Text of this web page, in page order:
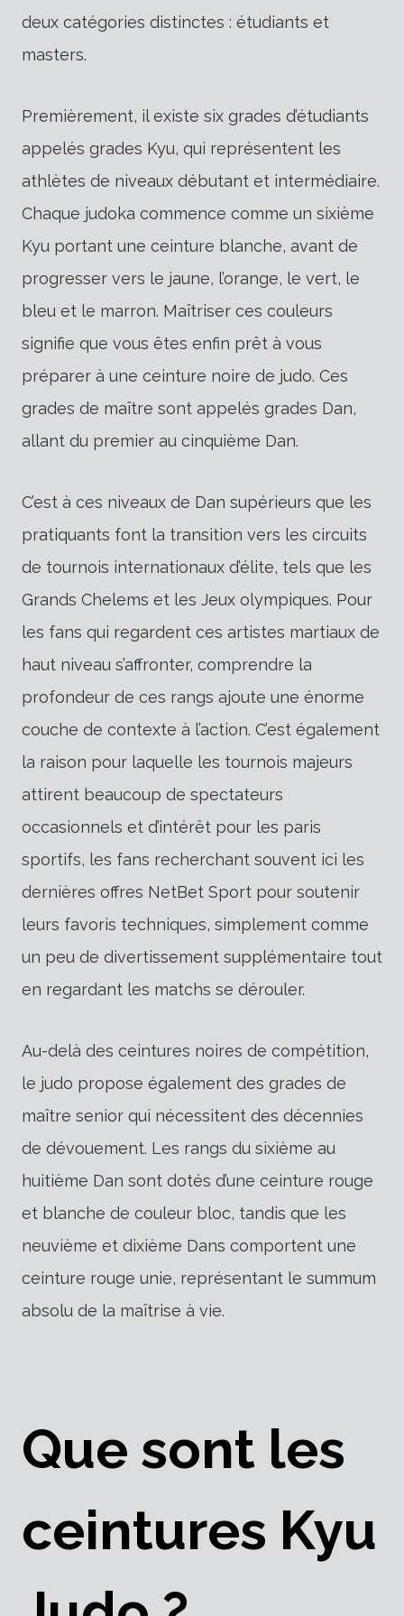
deux catégories distinctes : étudiants et
masters.
Premièrement, il existe six grades d’étudiants
appelés grades Kyu, qui représentent les
athlètes de niveaux débutant et intermédiaire.
Chaque judoka commence comme un sixième
Kyu portant une ceinture blanche, avant de
progresser vers le jaune, l’orange, le vert, le
bleu et le marron. Maîtriser ces couleurs
signifie que vous êtes enfin prêt à vous
préparer à une ceinture noire de judo. Ces
grades de maître sont appelés grades Dan,
allant du premier au cinquième Dan.
C’est à ces niveaux de Dan supérieurs que les
pratiquants font la transition vers les circuits
de tournois internationaux d’élite, tels que les
Grands Chelems et les Jeux olympiques. Pour
les fans qui regardent ces artistes martiaux de
haut niveau s’affronter, comprendre la
profondeur de ces rangs ajoute une énorme
couche de contexte à l’action. C’est également
la raison pour laquelle les tournois majeurs
attirent beaucoup de spectateurs
occasionnels et d’intérêt pour les paris
sportifs, les fans recherchant souvent ici les
dernières offres NetBet Sport pour soutenir
leurs favoris techniques, simplement comme
un peu de divertissement supplémentaire tout
en regardant les matchs se dérouler.
Au-delà des ceintures noires de compétition,
le judo propose également des grades de
maître senior qui nécessitent des décennies
de dévouement. Les rangs du sixième au
huitième Dan sont dotés d’une ceinture rouge
et blanche de couleur bloc, tandis que les
neuvième et dixième Dans comportent une
ceinture rouge unie, représentant le summum
absolu de la maîtrise à vie.
Que sont les
ceintures Kyu